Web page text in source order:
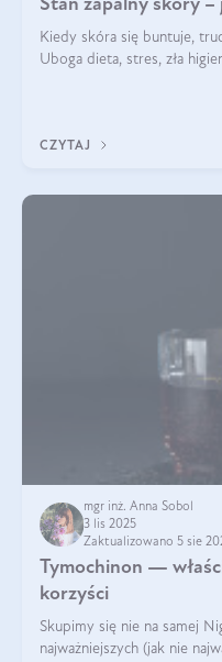
Stan zapalny skóry –
Kiedy skóra się buntuje,
Uboga dieta, stres, zła
CZYTAJ
mgr inż. Anna Sobol
3 lis 2025
Zaktualizowano 5 sie
Tymochinon —
korzyści
Skupimy się nie na samej
najważniejszych (jak nie